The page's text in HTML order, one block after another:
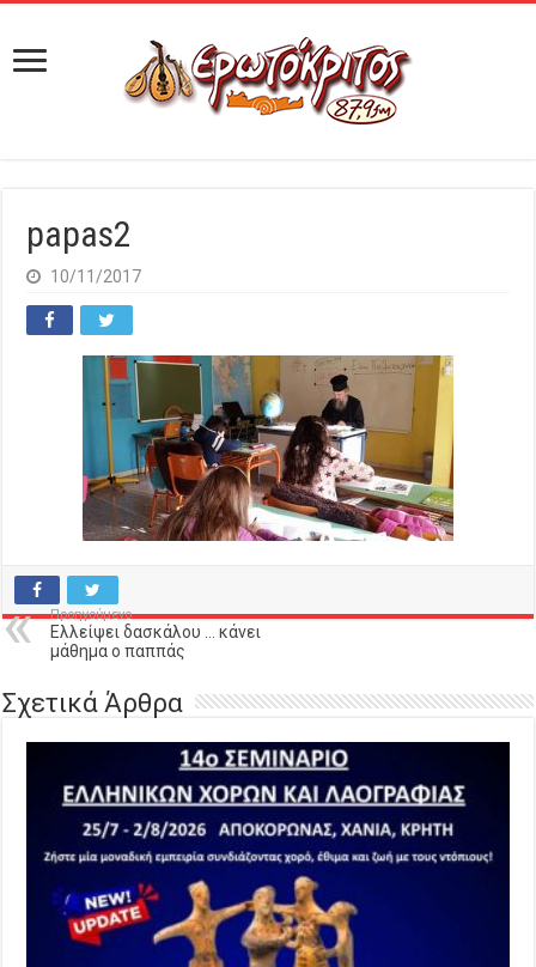
papas2
10/11/2017
Προηγούμενο
Ελλείψει δασκάλου … κάνει
μάθημα ο παππάς
Σχετικά Άρθρα